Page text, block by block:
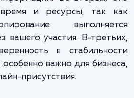
такой услуги
Во-первых, это
ваших данных, снижая
информации. Во-вторых,